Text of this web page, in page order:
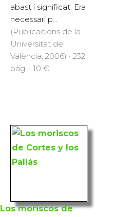
abast i significat. Era
necessari p...
(Publicacions de la
Universitat de
València, 2006) · 232
pàg. · 10 €
Los moriscos de